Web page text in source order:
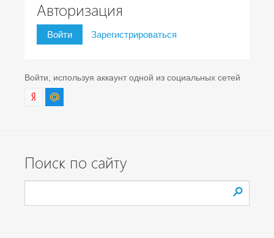
Авторизация
Войти Зарегистрироваться
Войти, используя аккаунт одной из социальных сетей
Поиск по сайту